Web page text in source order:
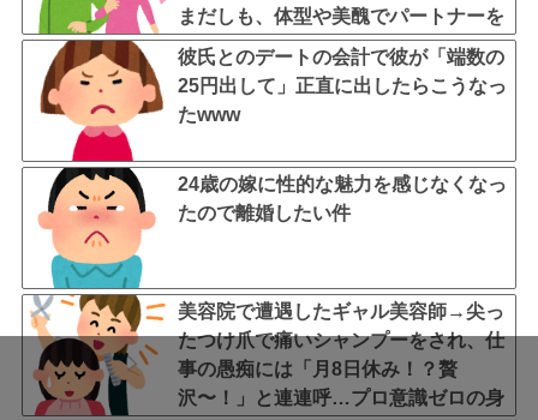
まだしも、体型や美醜でパートナーを
評価するなよ
彼氏とのデートの会計で彼が「端数の
25円出して」正直に出したらこうなっ
たwww
24歳の嫁に性的な魅力を感じなくなっ
たので離婚したい件
美容院で遭遇したギャル美容師→尖っ
たつけ爪で痛いシャンプーをされ、仕
事の愚痴には「月8日休み！？贅
沢〜！」と連連呼…プロ意識ゼロの身